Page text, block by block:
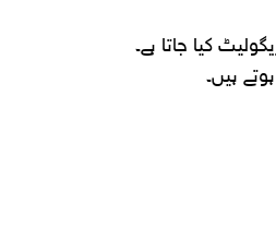
کیا جاتا ہے۔
ہیں۔